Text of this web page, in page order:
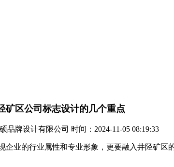
矿区公司标志设计的几个重点
品牌设计有限公司 时间：2024-11-05 08:19:33
企业的行业属性和专业形象，更要融入井陉矿区